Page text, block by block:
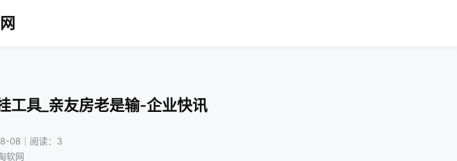
工具_亲友房老是输-企业快讯
08｜阅读：3
软网